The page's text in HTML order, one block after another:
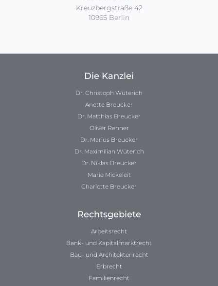
Kreuzbergstraße 42
10965 Berlin
Die Kanzlei
Dr. Christoph Wüterich
Anette Breucker
Dr. Matthias Breucker
Oliver Renner
Dr. Marius Breucker
Dr. Maximilian Wüterich
Dr. Niklas Breucker
Marie Mickeleit
Charlotte Breucker
Rechtsgebiete
Arbeitsrecht
Bank- und Kapitalmarktrecht
Bau- und Architektenrecht
Erbrecht
Familienrecht